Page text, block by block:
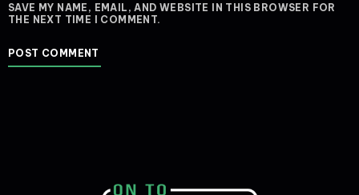
SAVE MY NAME, EMAIL, AND WEBSITE IN THIS BROWSER FOR
THE NEXT TIME I COMMENT.